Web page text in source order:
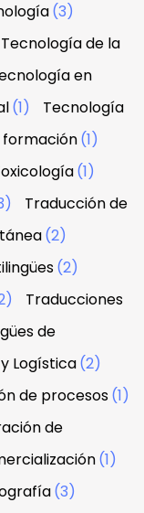
(3)
Tecnología de la
en
(1)
Tecnología
(1)
(1)
Traducción de
(2)
(2)
Traducciones
de
Logística(2)
de procesos(1)
de
(1)
(3)